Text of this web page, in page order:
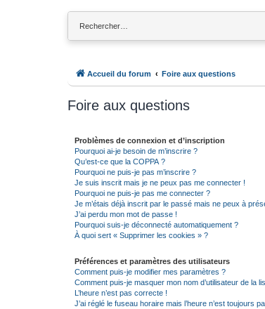
Accueil du forum Foire aux questions
Foire aux questions
Problèmes de connexion et d’inscription
Pourquoi ai-je besoin de m’inscrire ?
Qu’est-ce que la COPPA ?
Pourquoi ne puis-je pas m’inscrire ?
Je suis inscrit mais je ne peux pas me connecter !
Pourquoi ne puis-je pas me connecter ?
Je m’étais déjà inscrit par le passé mais ne peux à
J’ai perdu mon mot de passe !
Pourquoi suis-je déconnecté automatiquement ?
À quoi sert « Supprimer les cookies » ?
Préférences et paramètres des utilisateurs
Comment puis-je modifier mes paramètres ?
Comment puis-je masquer mon nom d’utilisateur de la
L’heure n’est pas correcte !
J’ai réglé le fuseau horaire mais l’heure n’est toujours